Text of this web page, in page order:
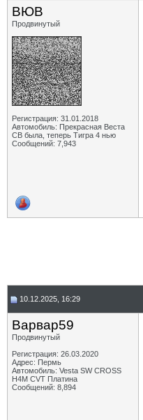
ВЮВ
Продвинутый
Регистрация: 31.01.2018
Автомобиль: Прекрасная Веста
СВ была, теперь Тигра 4 нью
Сообщений: 7,943
10.12.2025, 16:29
Варвар59
Продвинутый
Регистрация: 26.03.2020
Адрес: Пермь
Автомобиль: Vesta SW CROSS
H4M CVT Платина
Сообщений: 8,894